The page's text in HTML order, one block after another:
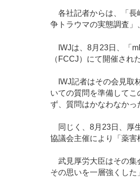
各社記者からは、「長
争トラウマの実態調査」
IWJは、8月23日、「
（FCCJ）にて開催され
IWJ記者はその会見取
いての質問を準備して
ず、質問はかなわなかっ
同じく、8月23日、厚
協議会主催により「薬害
武見厚労大臣はその集
その思いを一層強くした